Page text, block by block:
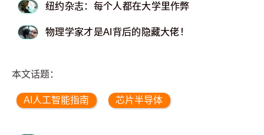
纽约杂志：每个人都在大学里作弊
物理学家才是AI背后的隐藏大佬！
本文话题：
AI人工智能指南 芯片半导体